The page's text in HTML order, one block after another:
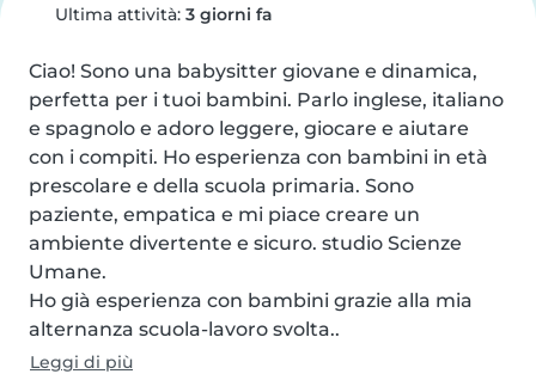
Ultima attività: 3 giorni fa
Ciao! Sono una babysitter giovane e dinamica,
perfetta per i tuoi bambini. Parlo inglese, italiano
e spagnolo e adoro leggere, giocare e aiutare
con i compiti. Ho esperienza con bambini in età
prescolare e della scuola primaria. Sono
paziente, empatica e mi piace creare un
ambiente divertente e sicuro. studio Scienze
Umane.
Ho già esperienza con bambini grazie alla mia
alternanza scuola-lavoro svolta..
Leggi di più